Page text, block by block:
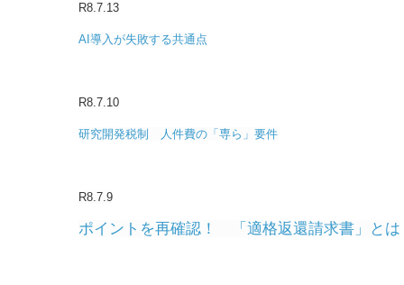
R8.7.13
AI導入が失敗する共通点
R8.7.10
研究開発税制 人件費の「専ら」要件
R8.7.9
ポイントを再確認！ 「適格返還請求書」とは